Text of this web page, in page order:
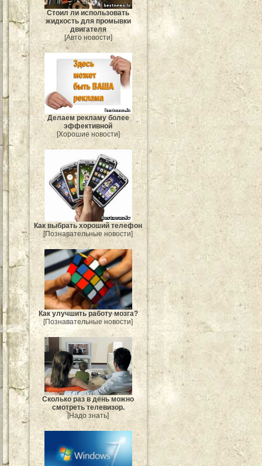
Стоил ли использовать
жидкость для промывки
двигателя
[Авто новости]
Делаем рекламу более
эффективной
[Хорошие новости]
Как выбрать хороший телефон
[Познавательные новости]
Как улучшить работу мозга?
[Познавательные новости]
Сколько раз в день можно
смотреть телевизор.
[Надо знать]